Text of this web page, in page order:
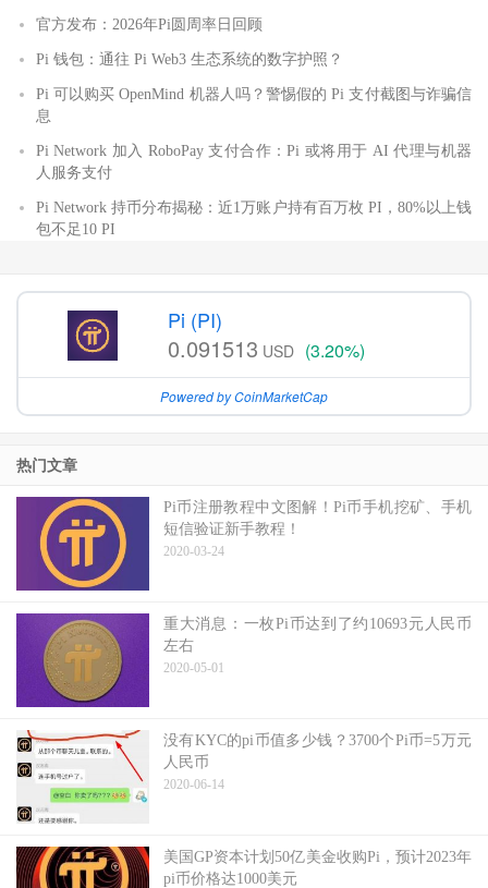
官方发布：2026年Pi圆周率日回顾
Pi 钱包：通往 Pi Web3 生态系统的数字护照？
Pi 可以购买 OpenMind 机器人吗？警惕假的 Pi 支付截图与诈骗信
息
Pi Network 加入 RoboPay 支付合作：Pi 或将用于 AI 代理与机器
人服务支付
Pi Network 持币分布揭秘：近1万账户持有百万枚 PI，80%以上钱
包不足10 PI
Pi (PI)
0.091513 USD (3.20%)
Powered by CoinMarketCap
热门文章
Pi币注册教程中文图解！Pi币手机挖矿、手机
短信验证新手教程！
2020-03-24
重大消息：一枚Pi币达到了约10693元人民币
左右
2020-05-01
没有KYC的pi币值多少钱？3700个Pi币=5万元
人民币
2020-06-14
美国GP资本计划50亿美金收购Pi，预计2023年
pi币价格达1000美元